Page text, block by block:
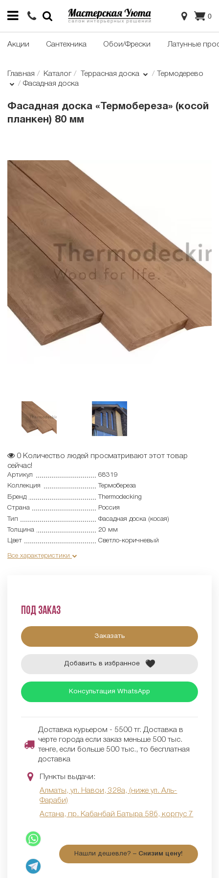
0
Акции Сантехника Обои/Фрески Латунные
Главная Каталог Террасная доска
Термодерево
Фасадная доска
Фасадная доска «Термобереза» (косой
планкен) 80 мм
0 Количество людей просматривают этот товар
сейчас!
Артикул
68319
Коллекция
Термобереза
Бренд
Thermodecking
Страна
Россия
Тип
Фасадная доска (косая)
Толщина
20 мм
Цвет
Светло-коричневый
Все характеристики
Под заказ
Заказать
Добавить в избранное
Консультация WhatsApp
Доставка курьером - 5500 тг. Доставка в
черте города если заказ меньше 500 тыс.
тенге, если больше 500 тыс., то бесплатная
доставка
Пункты выдачи:
Алматы, ул. Навои, 328а, (ниже ул. Аль-
Фараби)
Астана, пр. Кабанбай Батыра 58б, корпус 7
Нашли дешевле? – Снизим цену!